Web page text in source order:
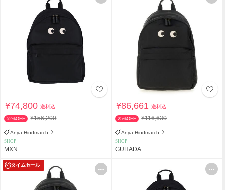
¥74,800送料込
52%OFF ¥156,200
Anya Hindmarch
SHOP
MXN
¥86,661送料込
25%OFF ¥116,630
Anya Hindmarch
SHOP
GUHADA
タイムセール